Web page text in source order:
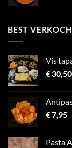
BEST
Vis
€30,50
€7,95
Pasta